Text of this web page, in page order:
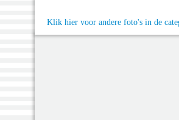
Klik hier voor andere foto's in de